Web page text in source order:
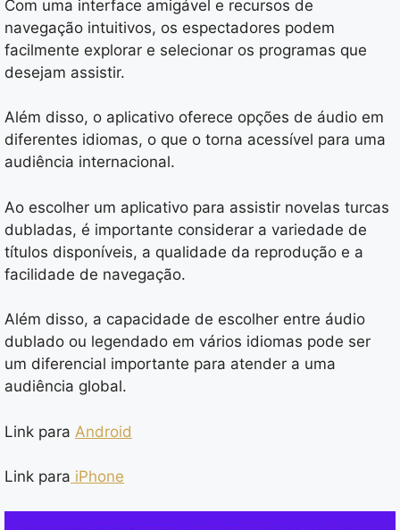
Com uma interface amigável e recursos de
navegação intuitivos, os espectadores podem
facilmente explorar e selecionar os programas que
desejam assistir.
Além disso, o aplicativo oferece opções de áudio em
diferentes idiomas, o que o torna acessível para uma
audiência internacional.
Ao escolher um aplicativo para assistir novelas turcas
dubladas, é importante considerar a variedade de
títulos disponíveis, a qualidade da reprodução e a
facilidade de navegação.
Além disso, a capacidade de escolher entre áudio
dublado ou legendado em vários idiomas pode ser
um diferencial importante para atender a uma
audiência global.
Link para Android
Link para iPhone